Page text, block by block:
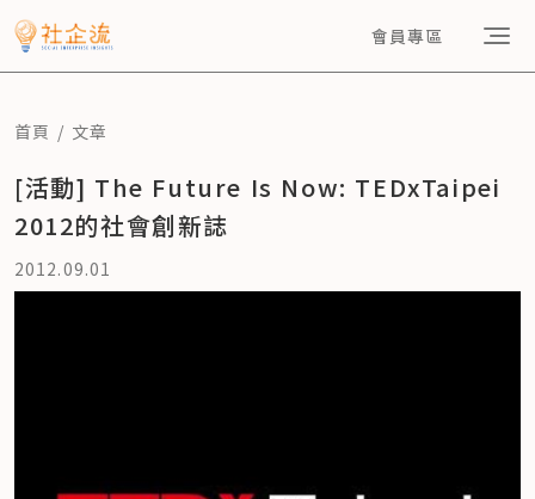
會員專區
首頁 文章
[活動] The Future Is Now: TEDxTaipei
2012的社會創新誌
2012.09.01